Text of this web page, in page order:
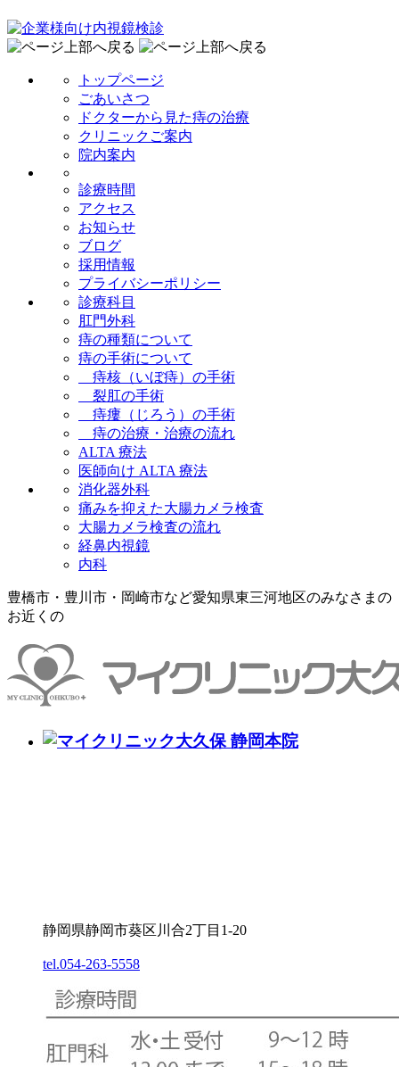
トップページ
ごあいさつ
ドクターから見た痔の治療
クリニックご案内
院内案内
診療時間
アクセス
お知らせ
ブログ
採用情報
プライバシーポリシー
診療科目
肛門外科
痔の種類について
痔の手術について
痔核（いぼ痔）の手術
裂肛の手術
痔瘻（じろう）の手術
痔の治療・治療の流れ
ALTA 療法
医師向け ALTA 療法
消化器外科
痛みを抑えた大腸カメラ検査
大腸カメラ検査の流れ
経鼻内視鏡
内科
豊橋市・豊川市・岡崎市など愛知県東三河地区のみなさまの
お近くの
静岡県静岡市葵区川合2丁目1-20
tel.054-263-5558